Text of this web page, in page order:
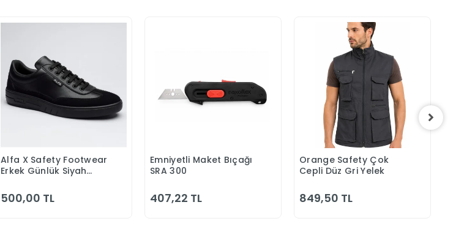
Sepete Ekle
Alfa X Safety Footwear
Erkek Günlük Siyah
500,00 TL
Sepete Ekle
Emniyetli Maket Bıçağı
SRA 300
407,22 TL
Sepete Ekle
Orange Safety Çok
Cepli Düz Gri Yelek
849,50 TL